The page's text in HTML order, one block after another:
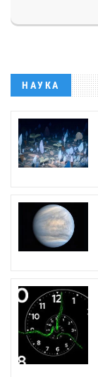
НАУКА